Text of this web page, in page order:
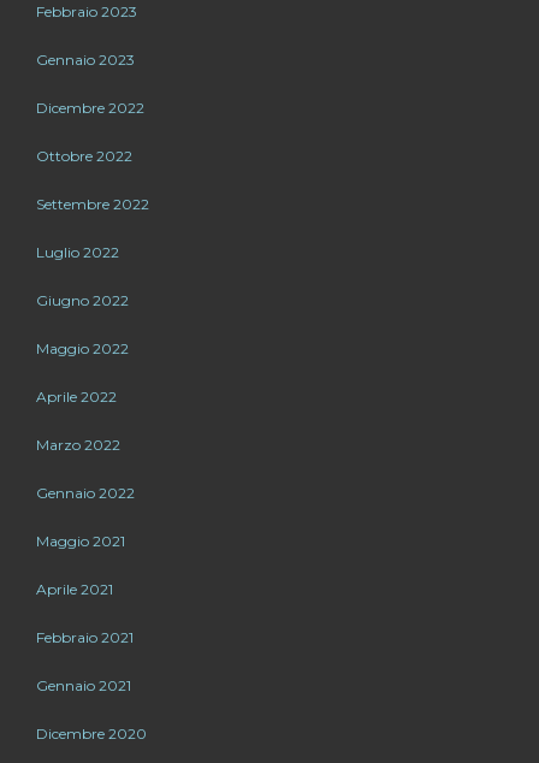
Febbraio 2023
Gennaio 2023
Dicembre 2022
Ottobre 2022
Settembre 2022
Luglio 2022
Giugno 2022
Maggio 2022
Aprile 2022
Marzo 2022
Gennaio 2022
Maggio 2021
Aprile 2021
Febbraio 2021
Gennaio 2021
Dicembre 2020